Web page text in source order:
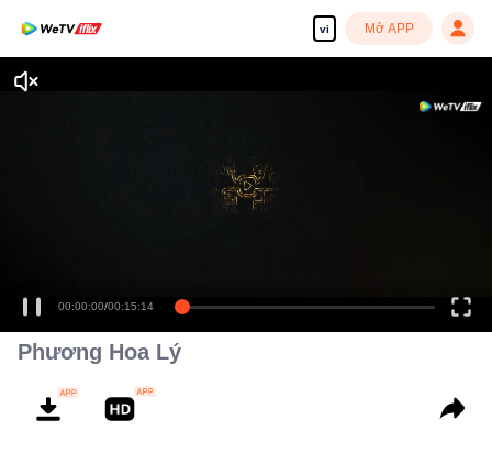
vi Mở APP
Tận hưởng những bộ phim truyền hình HD mượt mà
00:00:00/00:15:14
Phương Hoa Lý